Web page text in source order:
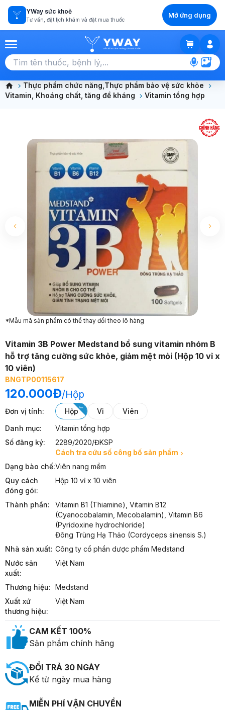
YWay sức khoẻ
Tư vấn, đặt lịch khám và đặt mua thuốc
Mở ứng dụng
Chọn tất cả (0) GIỎ HÀNG
Thực phẩm chức năng,Thực phẩm bảo vệ sức khỏe
Vitamin, Khoáng chất, tăng đề kháng
Vitamin tổng hợp
*Mẫu mã sản phẩm có thể thay đổi theo lô hàng
Vitamin 3B Power Medstand bổ sung vitamin nhóm B
hỗ trợ tăng cường sức khỏe, giảm mệt mỏi (Hộp 10 vỉ x
10 viên)
BNGTP00115617
120.000Đ/Hộp
Đơn vị tính: hộp vỉ viên
Danh mục:
Vitamin tổng hợp
Số đăng ký:
2289/2020/ĐKSP
Cách tra cứu số công bố sản phẩm
Dạng bào chế:Viên nang mềm
Quy cách
đóng gói:
Hộp 10 vỉ x 10 viên
Thành phần:
Vitamin B1 (Thiamine), Vitamin B12
(Cyanocobalamin, Mecobalamin), Vitamin B6
(Pyridoxine hydrochloride)
Đông Trùng Hạ Thảo (Cordyceps sinensis S.)
Nhà sản xuất: Công ty cổ phần dược phẩm Medstand
Nước sản
xuất:
Việt Nam
Thương hiệu: Medstand
Xuất xứ
thương hiệu:
Việt Nam
CAM KẾT 100%
Sản phẩm chính hãng
ĐỔI TRẢ 30 NGÀY
Kể từ ngày mua hàng
MIỄN PHÍ VẬN CHUYỂN